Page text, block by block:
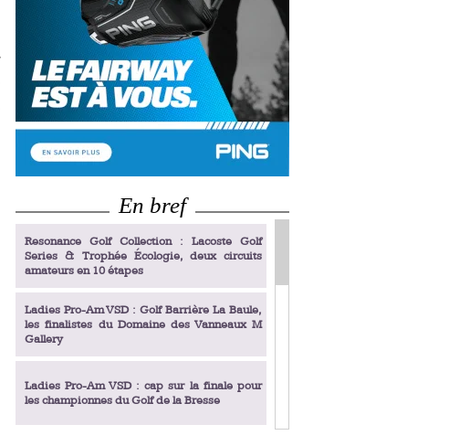
En bref
Resonance Golf Collection : Lacoste Golf
Series & Trophée Écologie, deux circuits
amateurs en 10 étapes
Ladies Pro-Am VSD : Golf Barrière La Baule,
les finalistes du Domaine des Vanneaux M
Gallery
Ladies Pro-Am VSD : cap sur la finale pour
les championnes du Golf de la Bresse